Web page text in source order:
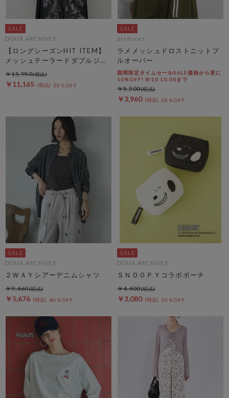
DOUX ARCHIVES
【ロングシーズンHIT ITEM】
メッシュテーラードダブルジャ
ケット
￥11,165 30％OFF
￥15,950
archives
ラメメッシュドロストニットプ
ルオーバー
期間限定タイムセールSALE価格から更に
10%OFF! 8/10 10:00まで
￥3,960 28％OFF
￥5,500
DOUX ARCHIVES
２ＷＡＹシアーデニムシャツ
￥5,676 40％OFF
￥9,460
DOUX ARCHIVES
ＳＮＯＯＰＹコラボポーチ
￥3,080 30％OFF
￥4,400